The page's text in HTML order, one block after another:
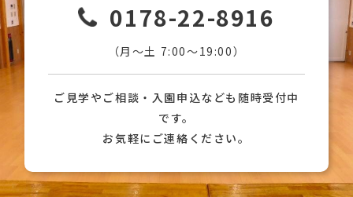
0178-22-8916
（月〜土 7:00〜19:00）
ご見学やご相談・入園申込なども随時受付中
です。
お気軽にご連絡ください。